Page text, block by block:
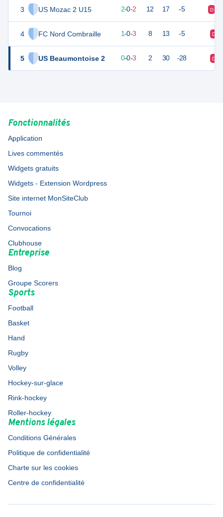
3 US Mozac 2 U15
4 FC Nord Combraille
5 US Beaumontoise 2
6 2-0-2 12 17 -5 D
3 1-0-3 8 13 -5 D
-1 0-0-3 2 30 -28 D
Fonctionnalités
Application
Lives commentés
Widgets gratuits
Widgets - Extension Wordpress
Site internet MonSiteClub
Tournoi
Convocations
Clubhouse
Entreprise
Blog
Groupe Scorers
Sports
Football
Basket
Hand
Rugby
Volley
Hockey-sur-glace
Rink-hockey
Roller-hockey
Mentions légales
Conditions Générales
Politique de confidentialité
Charte sur les cookies
Centre de confidentialité